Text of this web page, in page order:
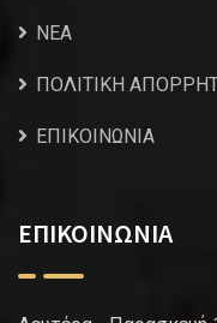
NEA
ΠΟΛΙΤΙΚΗ
ΕΠΙΚΟΙΝΩΝΙΑ
ΕΠΙΚΟΙΝΩΝΙΑ